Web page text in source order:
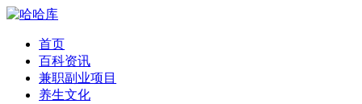
首页
百科资讯
兼职副业项目
养生文化